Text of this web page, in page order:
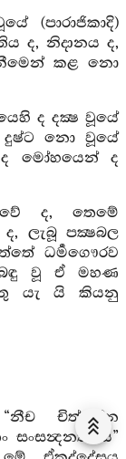
ද, නිදානය ද,
කළ නො
ද දක්‍ෂ වූයේ
දුෂ්ට නො වූයේ
මෝහයෙන් ද
වේ ද, තෙමේ
ලැබූ පක්‍ෂබල
ධර්‍මගෞරව
වූ ඒ මහණ
යැ යි කියනු
“නීච චිත්තේන